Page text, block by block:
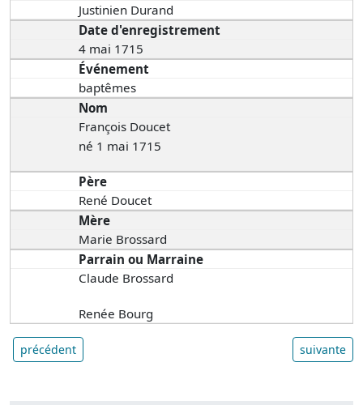
Justinien Durand
Date d'enregistrement
4 mai 1715
Événement
baptêmes
Nom
François Doucet
né 1 mai 1715
Père
René Doucet
Mère
Marie Brossard
Parrain ou Marraine
Claude Brossard
Renée Bourg
précédent suivante